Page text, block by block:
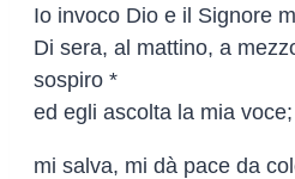
Io invoco Dio e il Signore
Di sera, al mattino, a
sospiro *
ed egli ascolta la mia voce;
mi salva, mi dà pace da